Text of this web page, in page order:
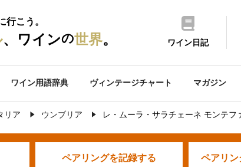
行こう。
、ワインの世界。 ワイン日記
ワイン用語辞典 ヴィンテージチャート マガジン
リア ウンブリア レ・ムーラ・サラチェーネ モンテフ
ペアリングを記録する ペアリン